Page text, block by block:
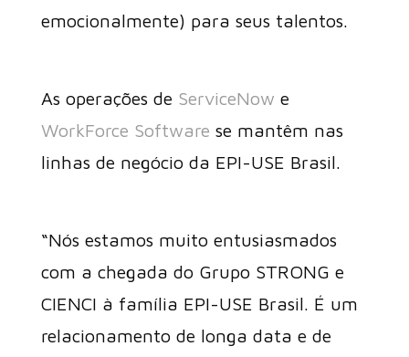
emocionalmente) para seus talentos.
As operações de ServiceNow e
WorkForce Software se mantêm nas
linhas de negócio da EPI-USE Brasil.
“Nós estamos muito entusiasmados
com a chegada do Grupo STRONG e
CIENCI à família EPI-USE Brasil. É um
relacionamento de longa data e de